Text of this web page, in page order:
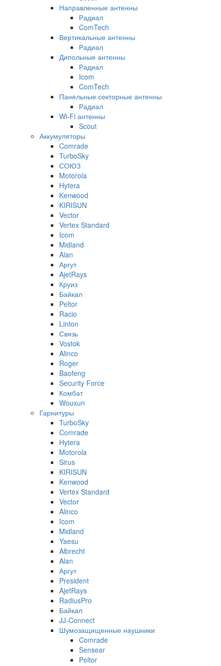
Направленные антенны
Радиал
ComTech
Вертикальные антенны
Радиал
Дипольные антенны
Радиал
Icom
ComTech
Панельные секторные антенны
Радиал
Wi-Fi антенны
Scout
Аккумуляторы
Comrade
TurboSky
СОЮЗ
Motorola
Hytera
Kenwood
KIRISUN
Vector
Vertex Standard
Icom
Midland
Alan
Аргут
AjetRays
Круиз
Байкал
Peltor
Racio
Linton
Связь
Vostok
Alinco
Roger
Baofeng
Security Force
Комбат
Wouxun
Гарнитуры
TurboSky
Comrade
Hytera
Motorola
Sirus
KIRISUN
Kenwood
Vertex Standard
Vector
Alinco
Icom
Midland
Yaesu
Albrecht
Alan
Аргут
President
AjetRays
RadiusPro
Байкал
JJ-Connect
Шумозащищенные наушники
Comrade
Sensear
Peltor